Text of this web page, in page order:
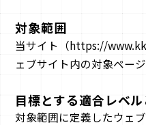
対象範囲
当サイト（https://
ェブサイト内の対象ページ
目標とする適合レベ
対象範囲に定義したウェ